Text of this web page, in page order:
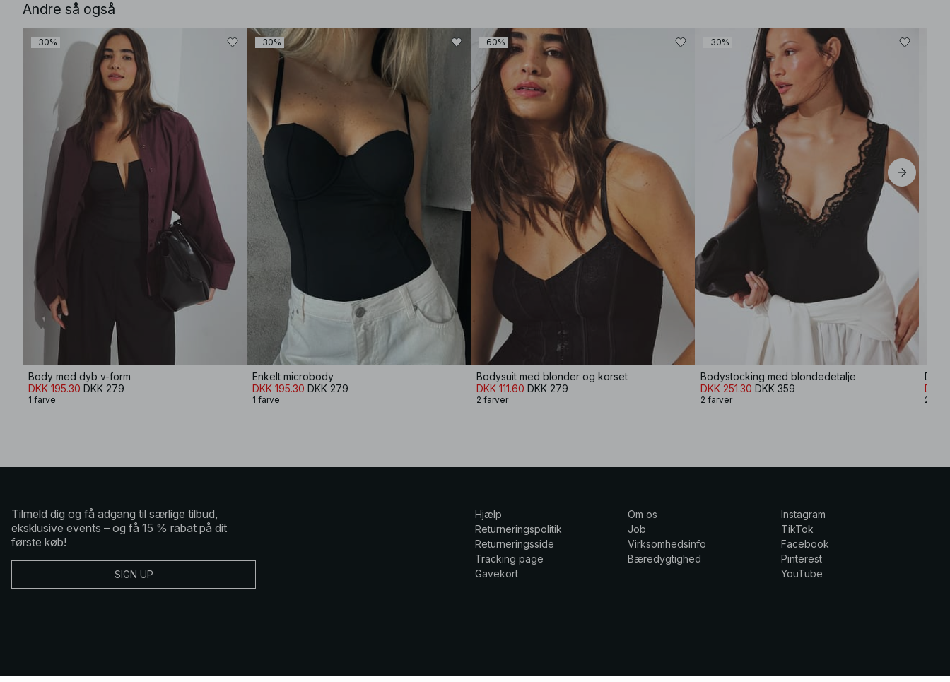
Andre så også
-30%
Body med dyb v-form
DKK 195.30 DKK 279
1 farve
-30%
Enkelt microbody
DKK 195.30 DKK 279
1 farve
-60%
Bodysuit med blonder og korset
DKK 111.60 DKK 279
2 farver
-30%
Bodystocking med blondedetalje
DKK 251.30 DKK 359
2 farver
DKK
2
Tilmeld dig og få adgang til særlige tilbud,
eksklusive events – og få 15 % rabat på dit
første køb!
SIGN UP
Hjælp
Returneringspolitik
Returneringsside
Tracking page
Gavekort
Om os
Job
Virksomhedsinfo
Bæredygtighed
Instagram
TikTok
Facebook
Pinterest
YouTube